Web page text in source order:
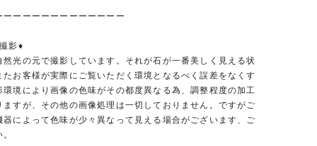
ーーーーーーーーーーーーー
影♦︎
然光の元で撮影しています。それが石が一番美しく見える状
たお客様が実際にご覧いただく環境となるべく誤差をなくす
環境により画像の色味がその都度異なる為、調整程度の加工
ますが、その他の画像処理は一切しておりません。ですがご
器によって色味が少々異なって見える場合がございます、ご